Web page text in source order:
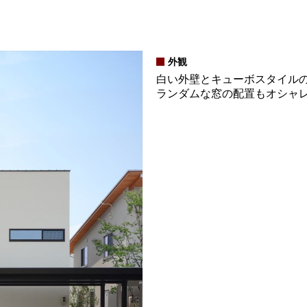
外観
白い外壁とキューボスタイル
ランダムな窓の配置もオシャ